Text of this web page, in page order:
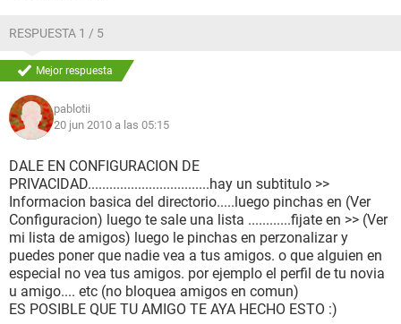
RESPUESTA 1 / 5
Mejor respuesta
pablotii
20 jun 2010 a las 05:15
DALE EN CONFIGURACION DE
PRIVACIDAD..................................hay un subtitulo >>
Informacion basica del directorio.....luego pinchas en (Ver
Configuracion) luego te sale una lista ............fijate en >> (Ver
mi lista de amigos) luego le pinchas en perzonalizar y
puedes poner que nadie vea a tus amigos. o que alguien en
especial no vea tus amigos. por ejemplo el perfil de tu novia
u amigo.... etc (no bloquea amigos en comun)
ES POSIBLE QUE TU AMIGO TE AYA HECHO ESTO :)